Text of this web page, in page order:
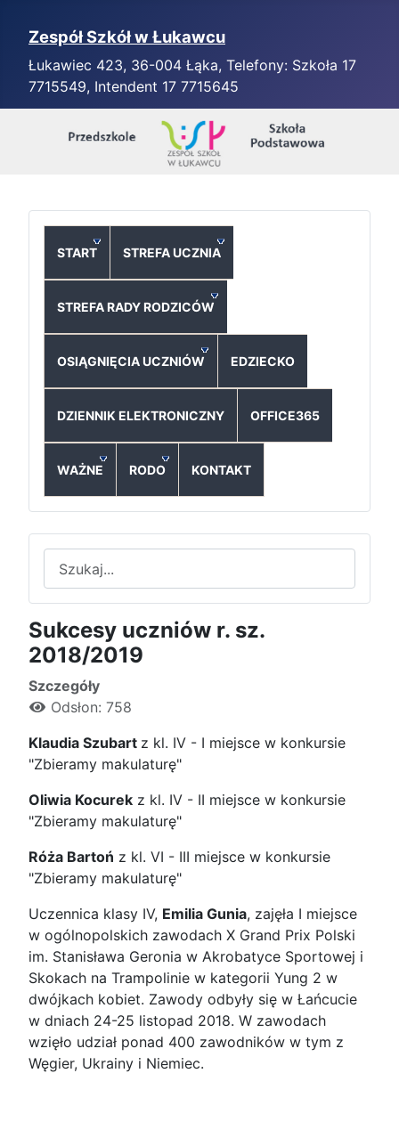
Zespół Szkół w Łukawcu
Łukawiec 423, 36-004 Łąka, Telefony: Szkoła 17
7715549, Intendent 17 7715645
START STREFA UCZNIA
STREFA RADY RODZICÓW
OSIĄGNIĘCIA UCZNIÓW EDZIECKO
DZIENNIK ELEKTRONICZNY OFFICE365
WAŻNE RODO KONTAKT
Sukcesy uczniów r. sz.
2018/2019
Szczegóły
Odsłon: 758
Klaudia Szubart z kl. IV - I miejsce w konkursie
"Zbieramy makulaturę"
Oliwia Kocurek z kl. IV - II miejsce w konkursie
"Zbieramy makulaturę"
Róża Bartoń z kl. VI - III miejsce w konkursie
"Zbieramy makulaturę"
Uczennica klasy IV, Emilia Gunia, zajęła I miejsce
w ogólnopolskich zawodach X Grand Prix Polski
im. Stanisława Geronia w Akrobatyce Sportowej i
Skokach na Trampolinie w kategorii Yung 2 w
dwójkach kobiet. Zawody odbyły się w Łańcucie
w dniach 24-25 listopad 2018. W zawodach
wzięło udział ponad 400 zawodników w tym z
Węgier, Ukrainy i Niemiec.